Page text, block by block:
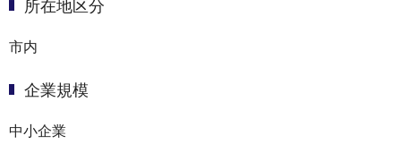
所在地区分
市内
企業規模
中小企業